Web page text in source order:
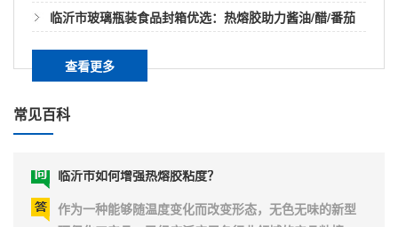
效解决难粘痛点
临沂市玻璃瓶装食品封箱优选：热熔胶助力酱油/醋/番茄
酱包装稳固高效
查看更多
常见百科
期，普遍可以保存1-2年左右。当然我们使用中已经融化
的热熔胶建议也是尽可能一次用完。所以容易造成热熔
胶不粘的原因我们简单看下吧！1、保质期不管是什么产
品一旦生产出来后都是会有保质期的。热熔胶也不例外
临沂市热熔胶在汽车滤清器有什么用？
现如今随着汽车市场发展的越来越大，汽车滤清器也越
等。像是一般货车卡车这种大型车普遍使用滚筒式，而
汽车领域针对轻量化、节能环保、低气味低排放低污染
求环保无毒。而热...
环保化工产品，已经广泛应用各行业领域的产品粘接。